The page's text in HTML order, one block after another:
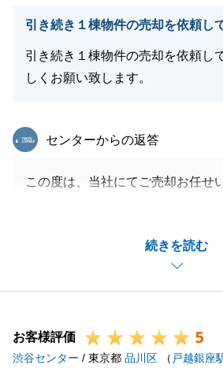
引き続き１棟物件の売却を依頼し
引き続き１棟物件の売却を依頼し
しくお願い致します。
続きを読む
東急リバブル
センターからの返答
この度は、当社にてご売却お任せ
も嬉しく思っております。
現在、お任せいただいている物件
伝いができるよう頑張りますので
お客様評価 5
渋谷センター / 東京都 品川区 （ 戸越銀座